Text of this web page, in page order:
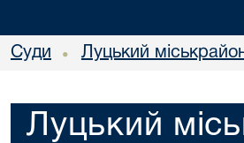
Суди • Луцький
Луцький